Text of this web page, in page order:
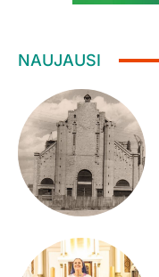
NAUJAUSI